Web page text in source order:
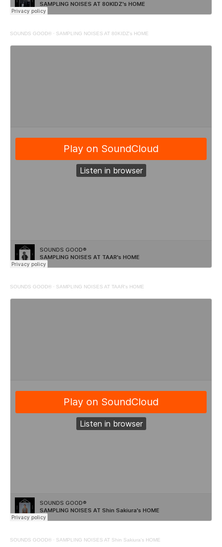
SOUNDS GOOD® · SAMPLING NOISES AT 80KIDZ's HOME
SOUNDS GOOD® · SAMPLING NOISES AT TAAR's HOME
SOUNDS GOOD® · SAMPLING NOISES AT Shin Sakiura's HOME